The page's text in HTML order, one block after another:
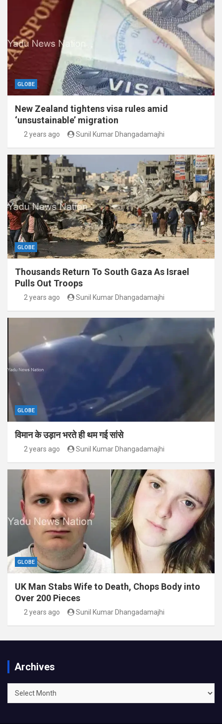
GLOBE
New Zealand tightens visa rules amid
‘unsustainable’ migration
2 years ago Sunil Kumar Dhangadamajhi
GLOBE
Thousands Return To South Gaza As Israel
Pulls Out Troops
2 years ago Sunil Kumar Dhangadamajhi
GLOBE
विमान के उड़ान भरते ही थम गई सांसे
2 years ago Sunil Kumar Dhangadamajhi
GLOBE
UK Man Stabs Wife to Death, Chops Body into
Over 200 Pieces
2 years ago Sunil Kumar Dhangadamajhi
Archives
Archives